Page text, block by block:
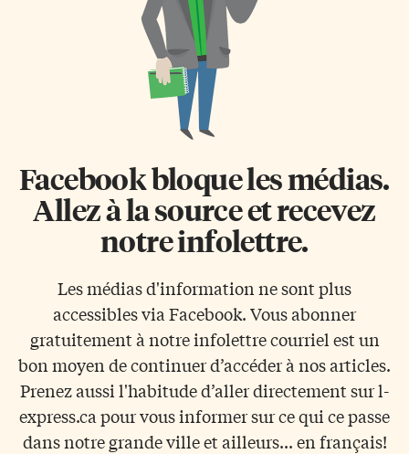
Facebook bloque les médias.
Allez à la source et recevez
notre infolettre.
Les médias d'information ne sont plus
accessibles via Facebook. Vous abonner
gratuitement à notre infolettre courriel est un
bon moyen de continuer d’accéder à nos articles.
Prenez aussi l'habitude d’aller directement sur l-
express.ca pour vous informer sur ce qui ce passe
dans notre grande ville et ailleurs... en français!